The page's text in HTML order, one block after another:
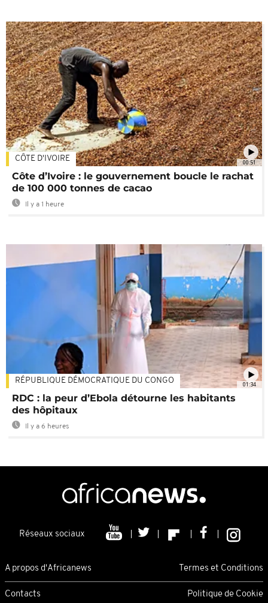
00:51
CÔTE D'IVOIRE
Côte d’Ivoire : le gouvernement boucle le rachat
de 100 000 tonnes de cacao
Il y a 1 heure
01:34
RÉPUBLIQUE DÉMOCRATIQUE DU CONGO
RDC : la peur d’Ebola détourne les habitants
des hôpitaux
Il y a 6 heures
Réseaux sociaux
A propos d'Africanews Termes et Conditions
Contacts Politique de Cookie